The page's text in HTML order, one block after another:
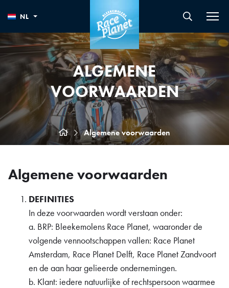
NL
ALGEMENE
VOORWAARDEN
Algemene voorwaarden
Algemene voorwaarden
DEFINITIES
In deze voorwaarden wordt verstaan onder:
a. BRP: Bleekemolens Race Planet, waaronder de
volgende vennootschappen vallen: Race Planet
Amsterdam, Race Planet Delft, Race Planet Zandvoort
en de aan haar gelieerde ondernemingen.
b. Klant: iedere natuurlijke of rechtspersoon waarmee